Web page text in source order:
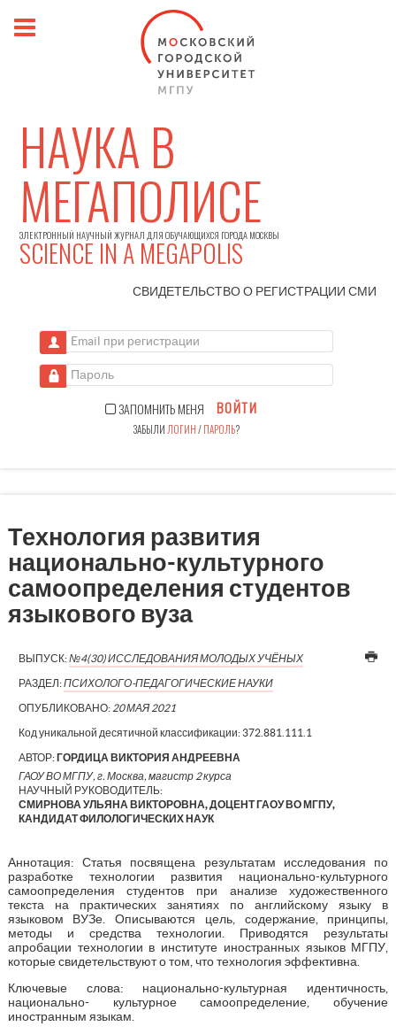
НАУКА В
МЕГАПОЛИСЕ
ЭЛЕКТРОННЫЙ НАУЧНЫЙ ЖУРНАЛ ДЛЯ ОБУЧАЮЩИХСЯ ГОРОДА МОСКВЫ
SCIENCE IN A MEGAPOLIS
СВИДЕТЕЛЬСТВО О РЕГИСТРАЦИИСМИ
Email при регистрации
Пароль
ЗАПОМНИТЬ МЕНЯ ВОЙТИ
ЗАБЫЛИ ЛОГИН/ПАРОЛЬ?
Технология развития
национально-культурного
самоопределения студентов
языкового вуза
ВЫПУСК:№4(30) ИССЛЕДОВАНИЯ МОЛОДЫХ УЧЁНЫХ
РАЗДЕЛ:ПСИХОЛОГО-ПЕДАГОГИЧЕСКИЕ НАУКИ
ОПУБЛИКОВАНО: 20 МАЯ 2021
Код уникальной десятичной классификации: 372.881.111.1
АВТОР:ГОРДИЦА ВИКТОРИЯ АНДРЕЕВНА
ГАОУ ВО МГПУ, г. Москва, магистр 2 курса
НАУЧНЫЙ РУКОВОДИТЕЛЬ:
СМИРНОВА УЛЬЯНА ВИКТОРОВНА, ДОЦЕНТ ГАОУ ВО МГПУ,
КАНДИДАТ ФИЛОЛОГИЧЕСКИХ НАУК
Аннотация: Статья посвящена результатам исследования по
разработке технологии развития национально-культурного
самоопределения студентов при анализе художественного
текста на практических занятиях по английскому языку в
языковом ВУЗе. Описываются цель, содержание, принципы,
методы и средства технологии. Приводятся результаты
апробации технологии в институте иностранных языков МГПУ,
которые свидетельствуют о том, что технология эффективна.
Ключевые слова: национально-культурная идентичность,
национально- культурное самоопределение, обучение
иностранным языкам.